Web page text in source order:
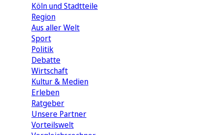
Köln und Stadtteile
Region
Aus aller Welt
Sport
Politik
Debatte
Wirtschaft
Kultur & Medien
Erleben
Ratgeber
Unsere Partner
Vorteilswelt